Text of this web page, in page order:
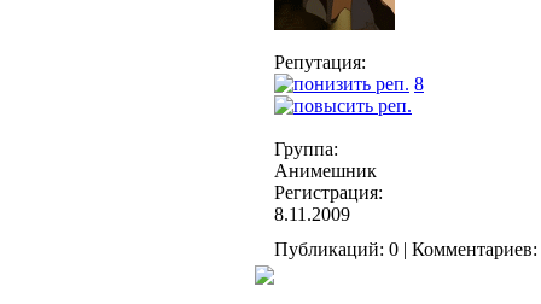
Репутация:
8
Группа:
Анимешник
Регистрация:
8.11.2009
Публикаций: 0 | Комментариев: